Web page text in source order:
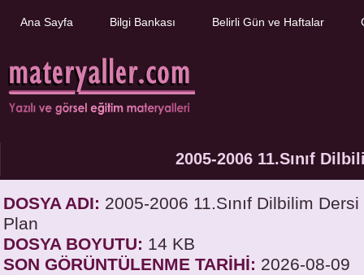
Ana Sayfa Bilgi Bankası Belirli Gün ve Haftalar
2005-2006 11.Sınıf
DOSYA ADI: 2005-2006 11.Sınıf Dilbilim
Plan
DOSYA BOYUTU: 14 KB
SON GÖRÜNTÜLENME TARİHİ: 2026-08-09